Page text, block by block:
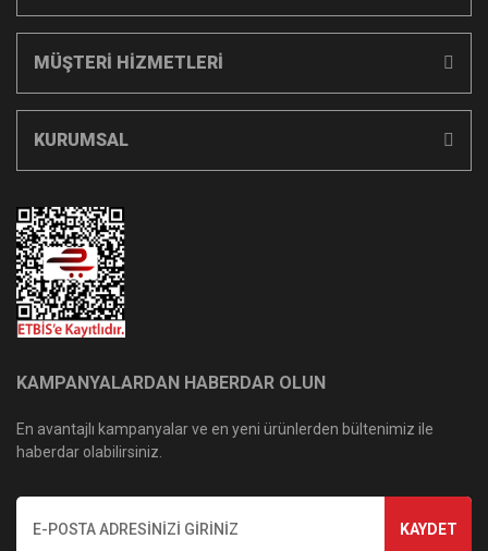
MÜŞTERİ HİZMETLERİ
KURUMSAL
KAMPANYALARDAN HABERDAR OLUN
En avantajlı kampanyalar ve en yeni ürünlerden bültenimiz ile
haberdar olabilirsiniz.
KAYDET